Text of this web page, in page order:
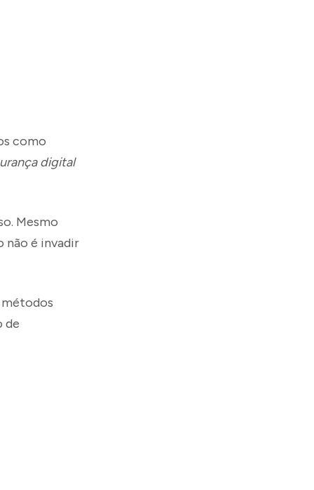
como
digital
Mesmo
não é invadir
métodos
de